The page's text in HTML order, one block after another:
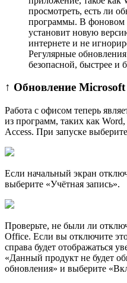
просмотреть, есть ли
программы. В фоновом
установит новую
интернете и не
Регулярные
безопасной, быстрее и
↑ Обновление
Работа с офисом теперь
из программ, таких как
Access. При запуске
Если начальный экран
выберите «Учётная запись».
Проверьте, не были ли
Office. Если вы отключите
справа будет отображаться
«Данный продукт не будет
обновления» и выберите